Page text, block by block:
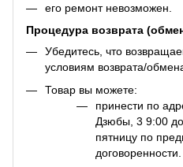
его ремонт невозможен.
Процедура возврата
Убедитесь, что
условиям возврата/
Товар вы можете:
принести по
Дзюбы, 3 9:00
пятницу по
договоренности.